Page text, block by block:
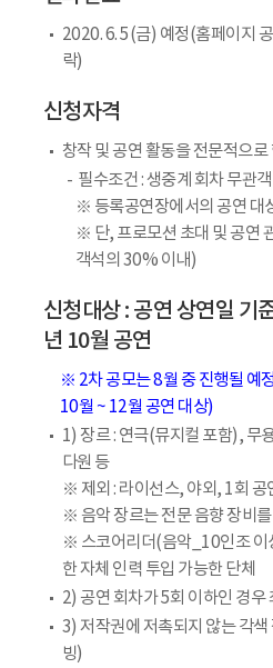
2020. 6. 5(금) 예정(홈페이지
락)
신청자격
창작 및 공연 활동을 전문적으로
필수조건 : 생중계 회차 무관
※ 등록공연장에서의 공연 대
※ 단, 프로모션 초대 및 공연
객석의 30% 이내)
신청대상 : 공연 상연일 기
년 10월 공연
※ 2차 공모는 8월 중 진행될 예
10월 ~ 12월 공연 대상)
1) 장르 : 연극(뮤지컬 포함), 무
다원 등
※ 제외 : 라이선스, 야외, 1회 공
※ 음악 장르는 전문 음향 장비
※ 스코어리더(음악_10인조 이
한 자체 인력 투입 가능한 단체
2) 공연 회차가 5회 이하인 경우
3) 저작권에 저촉되지 않는 각
빙)